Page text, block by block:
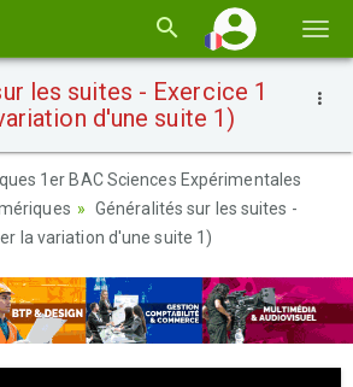
la
les suites - Exercice 1
d'une suite 1)
1er BAC Sciences Expérimentales
Généralités sur les suites -
la variation d'une suite 1)